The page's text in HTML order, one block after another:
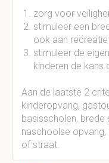
zorg voor
stimuleer een
ook aan
stimuleer de
kinderen de
Aan de laatste 2
kinderopvang,
basisscholen, brede
naschoolse opvang,
of straat.